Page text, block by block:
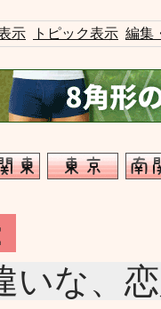
示 トピック表示 編集
いな、